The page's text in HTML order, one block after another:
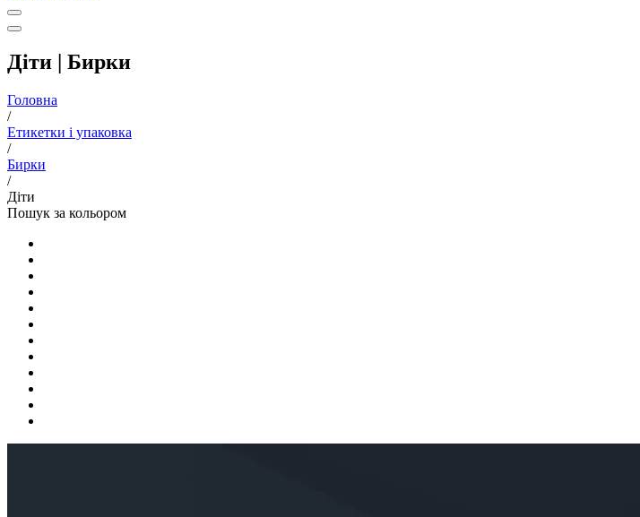
Діти | Бирки
Головна
/
Етикетки і упаковка
/
Бирки
/
Діти
Пошук за кольором